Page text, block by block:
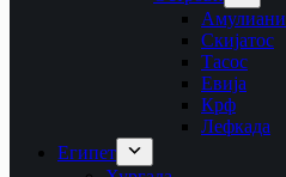
Амулиани
Скијатос
Тасос
Евија
Крф
Лефкада
Египет